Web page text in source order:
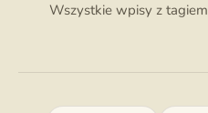
Wszystkie wpisy z tagiem